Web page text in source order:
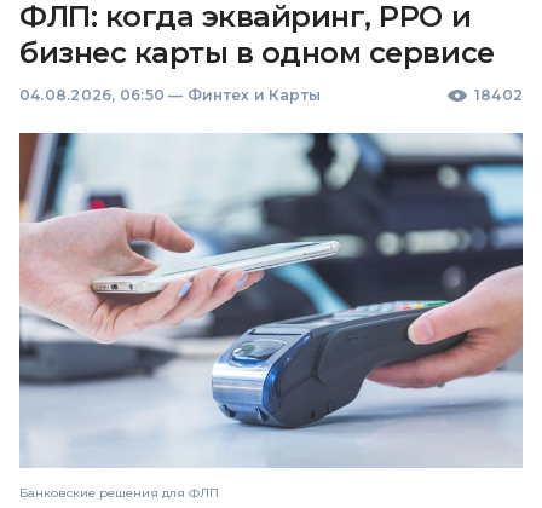
ФЛП: когда эквайринг, РРО и
бизнес карты в одном сервисе
04.08.2026, 06:50 — Финтех и Карты 18402
Банковские решения для ФЛП